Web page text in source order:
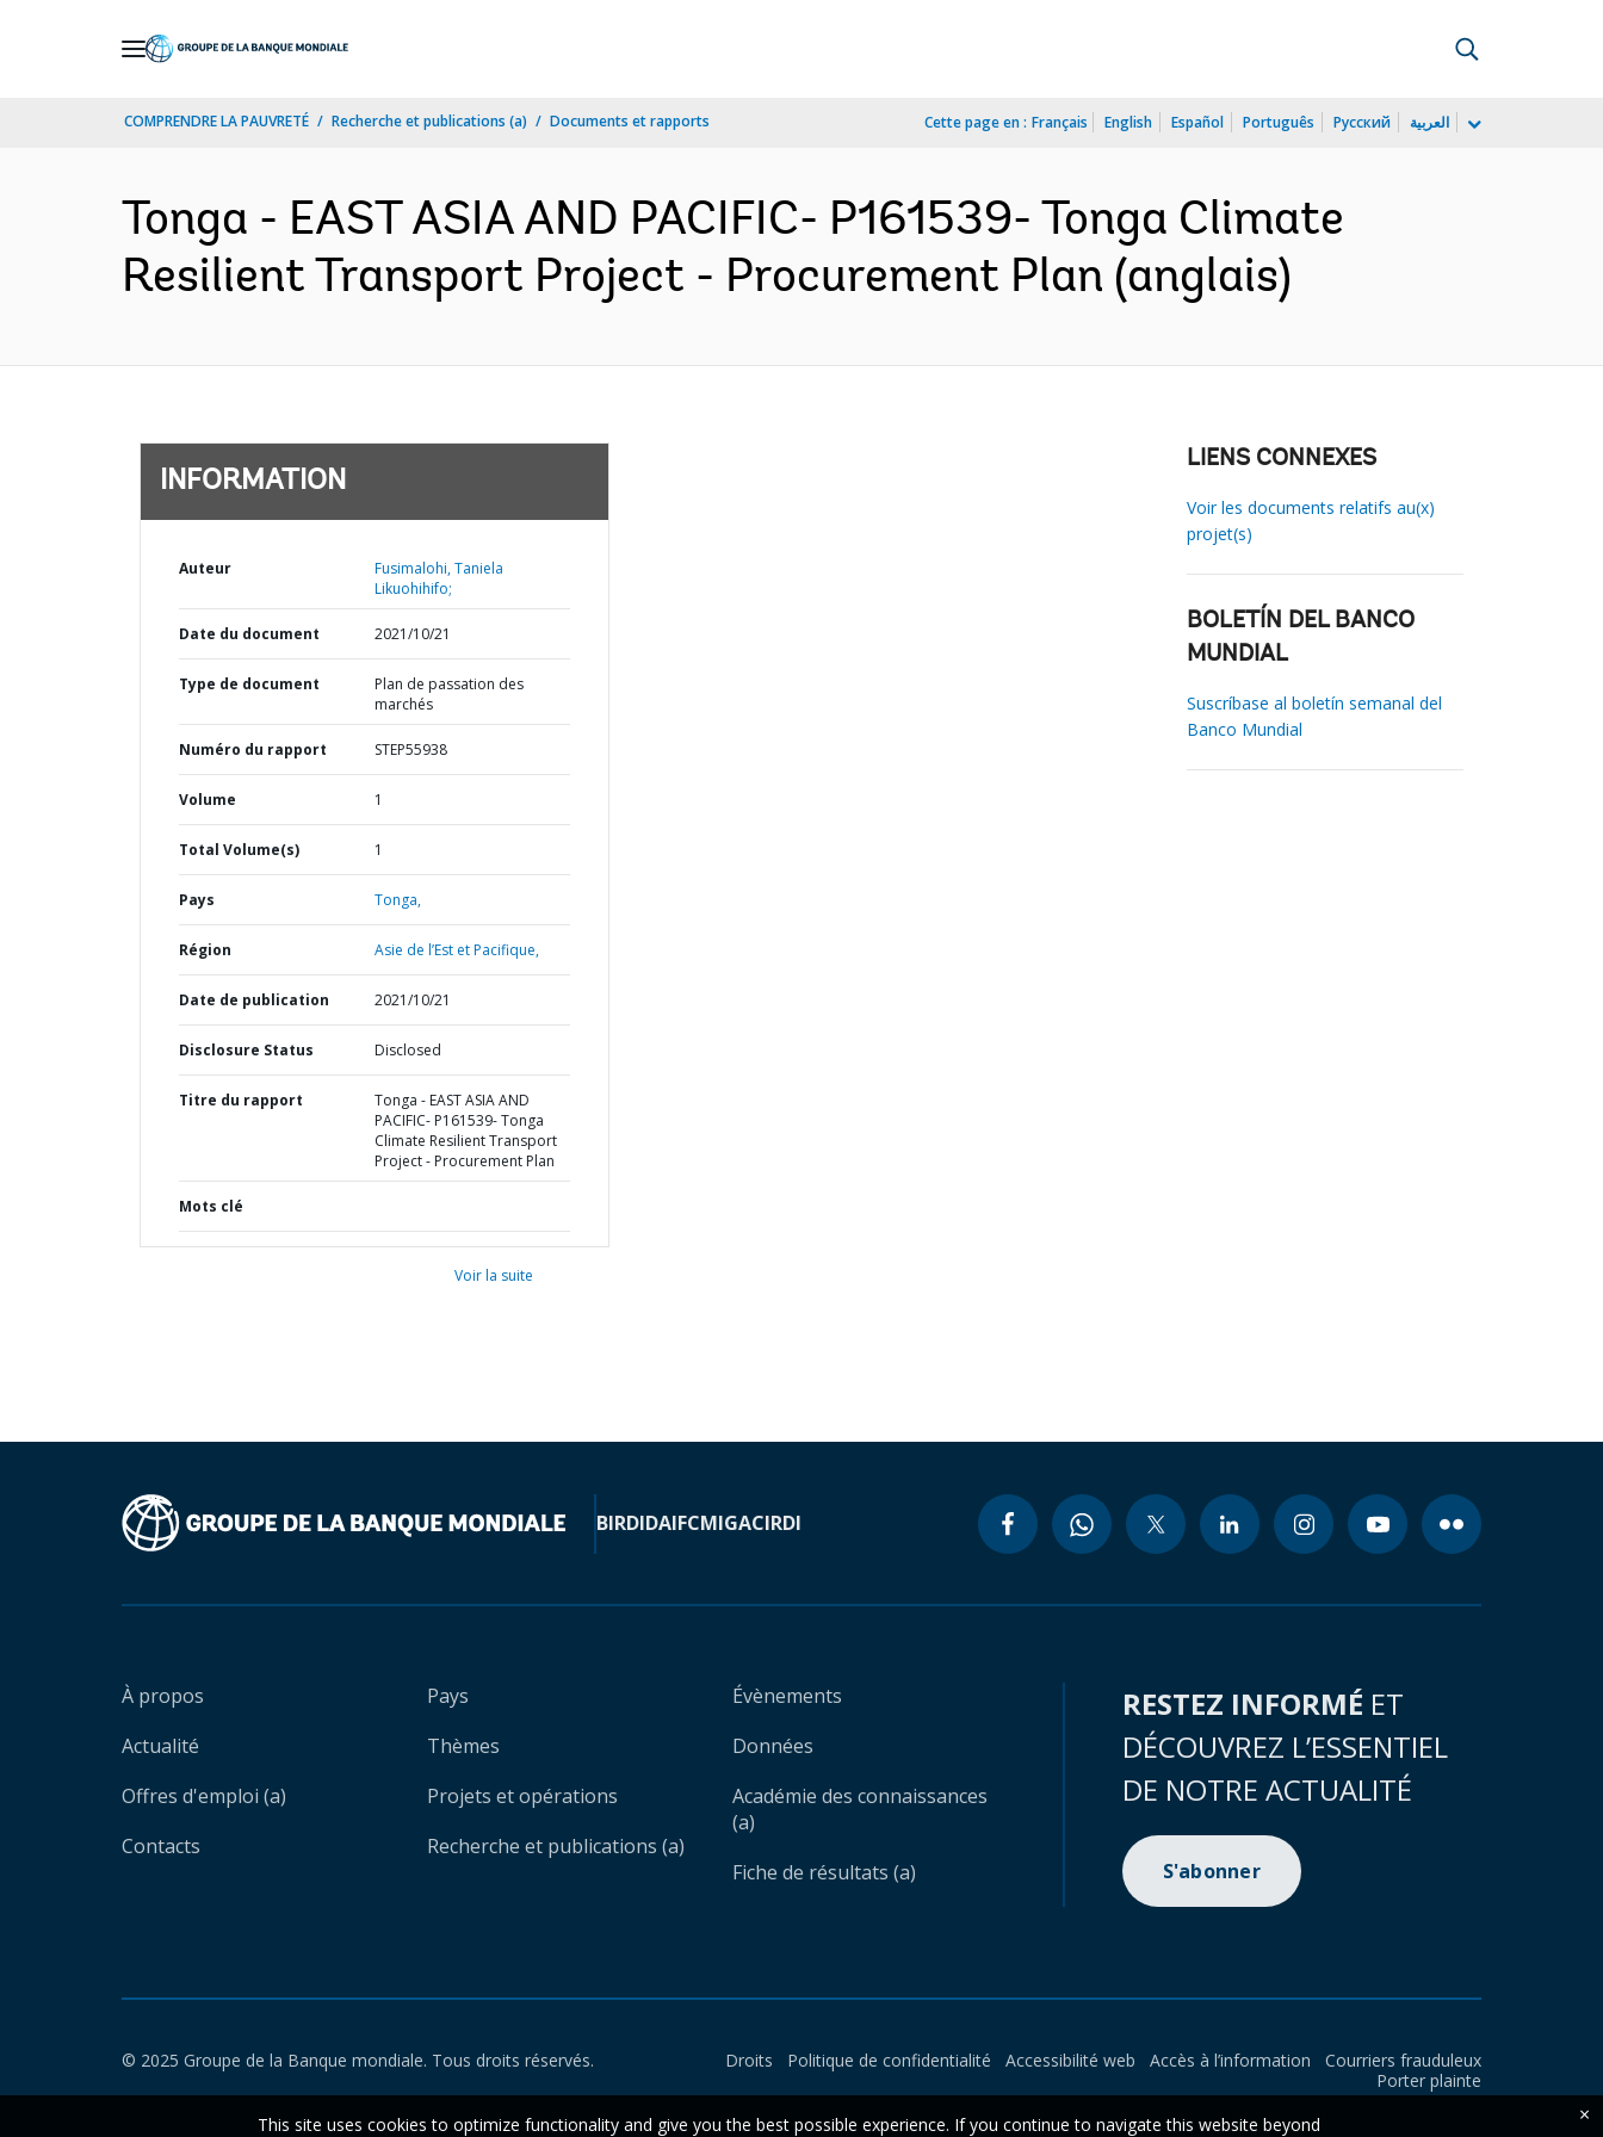
COMPRENDRE LA PAUVRETÉ Recherche et publications (a) Documents et rapports Cette page en : Français English Español Português Русский العربية
Tonga - EAST ASIA AND PACIFIC- P161539- Tonga Climate
Resilient Transport Project - Procurement Plan (anglais)
INFORMATION
Auteur
Fusimalohi, Taniela
Likuohihifo;
Date du document 2021/10/21
Type de document
Plan de passation des
marchés
Numéro du rapport STEP55938
Volume 1
Total Volume(s) 1
Pays Tonga,
Région Asie de l’Est et Pacifique,
Date de publication 2021/10/21
Disclosure Status Disclosed
Titre du rapport
Tonga - EAST ASIA AND
PACIFIC- P161539- Tonga
Climate Resilient Transport
Project - Procurement Plan
Mots clé
Voir la suite
LIENS CONNEXES
Voir les documents relatifs au(x)
projet(s)
BOLETÍN DEL BANCO
MUNDIAL
Suscríbase al boletín semanal del
Banco Mundial
BIRDIDAIFCMIGACIRDI
À propos
Actualité
Offres d'emploi (a)
Contacts
Pays
Thèmes
Projets et opérations
Recherche et publications (a)
Évènements
Données
Académie des connaissances
(a)
Fiche de résultats (a)
RESTEZ INFORMÉ ET
DÉCOUVREZ L’ESSENTIEL
DE NOTRE ACTUALITÉ
S'abonner
© 2025 Groupe de la Banque mondiale. Tous droits réservés. Droits Politique de confidentialité Accessibilité web Accès à l’information
Courriers frauduleux
Porter plainte
This site uses cookies to optimize functionality and give you the best possible experience. If you continue to navigate this website beyond
×